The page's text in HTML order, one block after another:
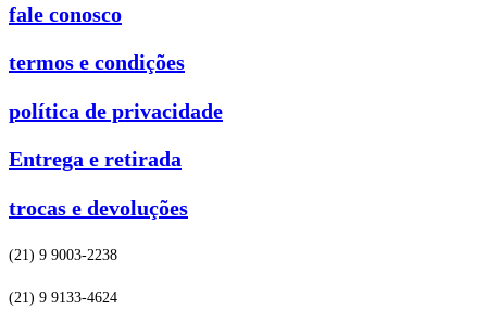
fale conosco
termos e condições
política de privacidade
Entrega e retirada
trocas e devoluções
(21) 9 9003-2238
(21) 9 9133-4624